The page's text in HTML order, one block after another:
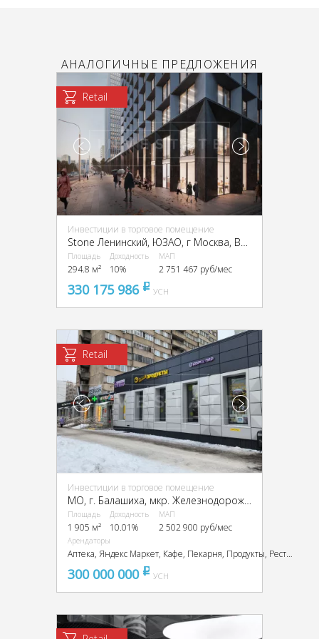
АНАЛОГИЧНЫЕ ПРЕДЛОЖЕНИЯ
Retail
Инвестиции в торговое помещение
Stone Ленинский, ЮЗАО, г Москва, Вавилова ул., вл. 11, 13А
Площадь
294.8 м²
Доходность
10%
МАП
2 751 467 руб/мес
330 175 986 pуб
УСН
Retail
Инвестиции в торговое помещение
Площадь
1 905 м²
Доходность
10.01%
МАП
2 502 900 руб/мес
Арендаторы
Аптека, Яндекс Маркет, Кафе, Пекарня, Продукты, Ресторан
300 000 000 pуб
УСН